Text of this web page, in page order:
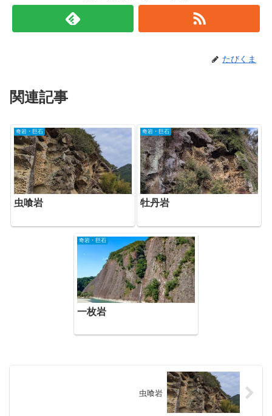
たびくま
関連記事
奇岩・巨石
虫喰岩
奇岩・巨石
牡丹岩
奇岩・巨石
一枚岩
虫喰岩